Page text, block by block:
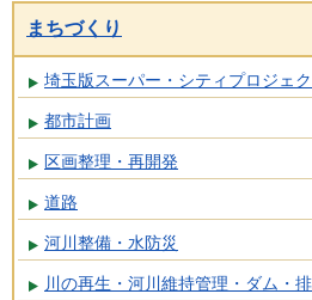
まちづくり
埼玉版スーパー・シティプロジェク
都市計画
区画整理・再開発
道路
河川整備・水防災
川の再生・河川維持管理・ダム・